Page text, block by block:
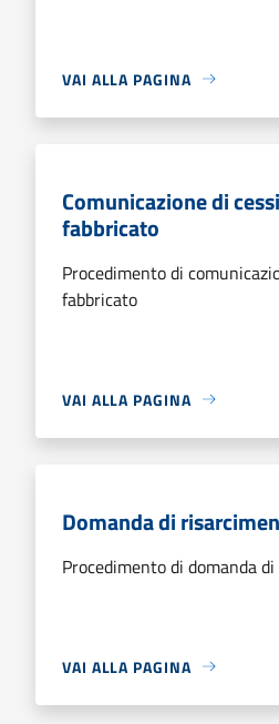
VAI ALLA PAGINA
Comunicazione di
fabbricato
Procedimento di
fabbricato
VAI ALLA PAGINA
Domanda di
Procedimento di domanda
VAI ALLA PAGINA